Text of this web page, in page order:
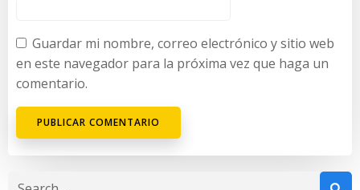
Guardar mi nombre, correo electrónico y sitio web
en este navegador para la próxima vez que haga un
comentario.
Search